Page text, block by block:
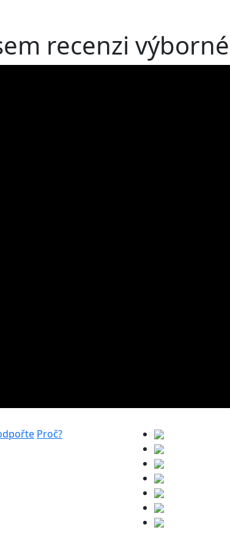
recenzi
Proč?